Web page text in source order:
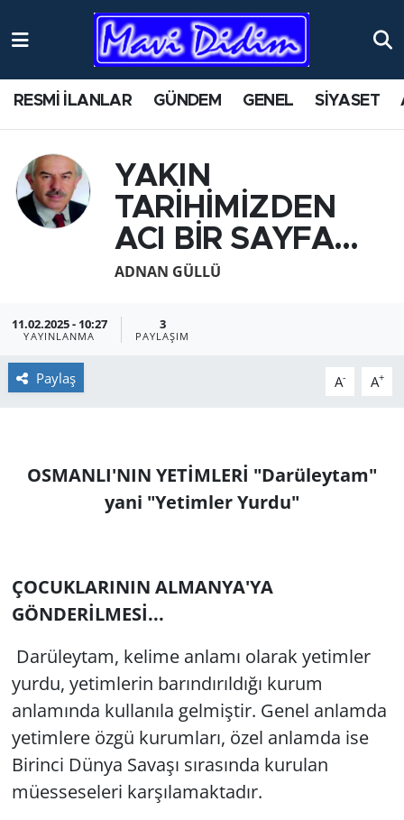
RESMİ İLANLAR GÜNDEM GENEL SİYASET
YAKIN
TARİHİMİZDEN
ACI BİR SAYFA…
ADNAN GÜLLÜ
11.02.2025 - 10:27
YAYINLANMA
3
PAYLAŞIM
Paylaş A- A+
OSMANLI'NIN YETİMLERİ "Darüleytam"
yani "Yetimler Yurdu"
ÇOCUKLARININ ALMANYA'YA
GÖNDERİLMESİ...
Darüleytam, kelime anlamı olarak yetimler
yurdu, yetimlerin barındırıldığı kurum
anlamında kullanıla gelmiştir. Genel anlamda
yetimlere özgü kurumları, özel anlamda ise
Birinci Dünya Savaşı sırasında kurulan
müesseseleri karşılamaktadır.
ANTİK YERLER
AYDIN
BİLİM VE TEKNOLOJİ
EKONOMİ
GENEL
HABERDE İNSAN
POLİTİKA
RESMİ İLANLAR
SAĞLIK
SİYASET
SPOR
Nöbetçi Eczaneler
Namaz Vakitleri
Trafik Durumu
Süper Lig Puan Durumu ve Fikstür
Son Dakika Haberleri
Haber Arşivi